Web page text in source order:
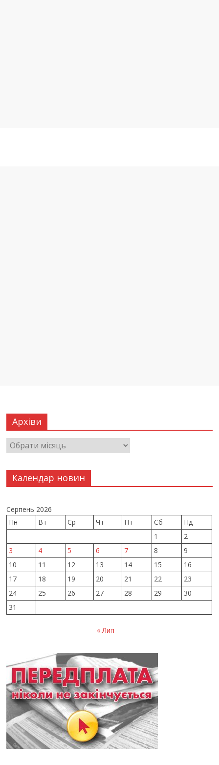
Архіви
Календар новин
Серпень 2026
Пн
Вт Ср Чт Пт Сб
Нд
1
2
3
4 5 6 7 8
9
10
11 12 13 14 15
16
17
18 19 20 21 22
23
24
25 26 27 28 29
30
31
« Лип